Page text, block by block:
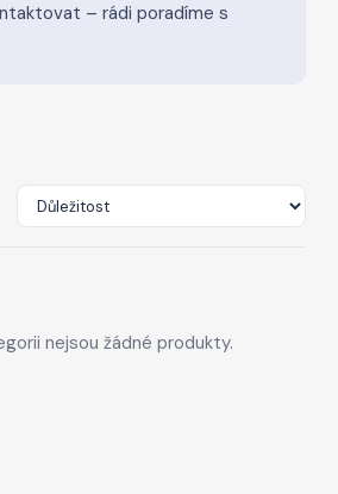
– rádi poradíme s
nejsou žádné produkty.